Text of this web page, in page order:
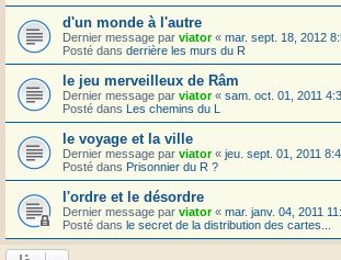
d'un monde à l'autre
Dernier message par viator« mar. sept. 18, 2012
Posté dans derrière les murs du R
le jeu merveilleux de Râm
Dernier message par viator« sam. oct. 01, 2011
Posté dans Les chemins du L
le voyage et la ville
Dernier message par viator« jeu. sept. 01, 2011
Posté dans Prisonnier du R ?
l'ordre et le désordre
Dernier message par viator« mar. janv. 04, 2011
Posté dans le secret de la distribution des cartes...